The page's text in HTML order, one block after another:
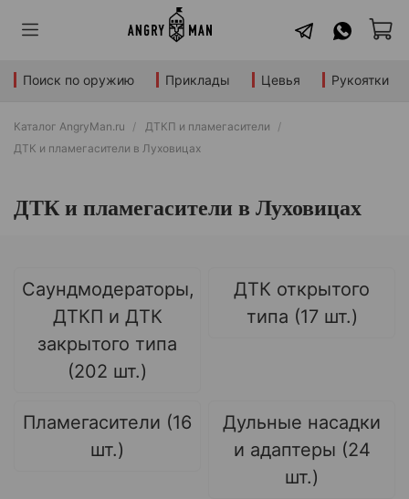
Поиск по оружию Приклады Цевья Рукоятки
Каталог AngryMan.ru
ДТКП и пламегасители
ДТК и пламегасители в Луховицах
ДТК и пламегасители в Луховицах
Саундмодераторы,
ДТКП и ДТК
закрытого типа
(202 шт.)
ДТК открытого
типа (17 шт.)
Пламегасители (16
шт.)
Дульные насадки
и адаптеры (24
шт.)